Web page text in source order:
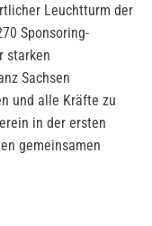
Leuchtturm der
Sponsoring-
starken
Sachsen
und alle Kräfte zu
in der ersten
gemeinsamen